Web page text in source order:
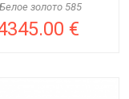
Белое золото 585
€